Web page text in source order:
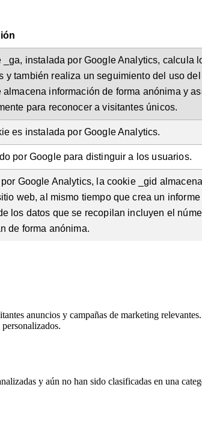
_ga, instalada por Google Analytics, calcula
y también realiza un seguimiento del uso
almacena información de forma anónima y
para reconocer a visitantes únicos.
es instalada por Google Analytics.
por Google para distinguir a los usuarios.
por Google Analytics, la cookie _gid
web, al mismo tiempo que crea un
los datos que se recopilan incluyen el
de forma anónima.
anuncios y campañas de marketing
y aún no han sido clasificadas en una